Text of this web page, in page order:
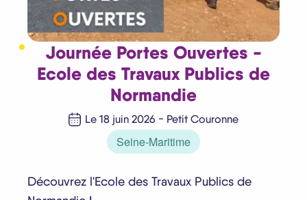
Journée Portes Ouvertes -
Ecole des Travaux Publics de
Normandie
Le 18 juin 2026 - Petit Couronne
Seine-Maritime
Découvrez l'Ecole des Travaux Publics de